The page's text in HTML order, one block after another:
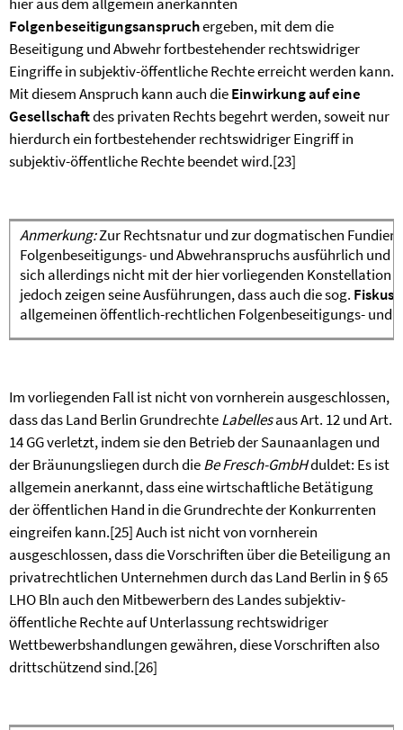
Folgenbeseitigungsanspruchergeben, mit dem die
Beseitigung und Abwehr fortbestehender rechtswidriger
Eingriffe in subjektiv-öffentliche Rechte erreicht werden kann.
Mit diesem Anspruch kann auch dieEinwirkung auf eine
Gesellschaftdes privaten Rechts begehrt werden, soweit nur
hierdurch ein fortbestehender rechtswidriger Eingriff in
subjektiv-öffentliche Rechte beendet wird.[23]
Anmerkung:Zur Rechtsnatur und zur dogmatischen
Folgenbeseitigungs- und Abwehranspruchs ausführlich und
sich allerdings nicht mit der hier vorliegenden Konstellation
jedoch zeigen seine Ausführungen, dass auch die sog.
allgemeinen öffentlich-rechtlichen Folgenbeseitigungs- und
Im vorliegenden Fall ist nicht von vornherein ausgeschlossen,
dass das Land Berlin GrundrechteLabellesaus Art. 12 und Art.
14 GG verletzt, indem sie den Betrieb der Saunaanlagen und
der Bräunungsliegen durch dieBe Fresch-GmbHduldet: Es ist
allgemein anerkannt, dass eine wirtschaftliche Betätigung
der öffentlichen Hand in die Grundrechte der Konkurrenten
eingreifen kann.[25]Auch ist nicht von vornherein
ausgeschlossen, dass die Vorschriften über die Beteiligung an
privatrechtlichen Unternehmen durch das Land Berlin in § 65
LHO Bln auch den Mitbewerbern des Landes subjektiv-
öffentliche Rechte auf Unterlassung rechtswidriger
Wettbewerbshandlungen gewähren, diese Vorschriften also
drittschützend sind.[26]